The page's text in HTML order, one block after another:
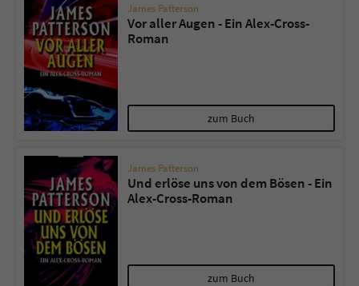
James Patterson
Vor aller Augen - Ein Alex-Cross-
Roman
zum Buch
James Patterson
Und erlöse uns von dem Bösen - Ein
Alex-Cross-Roman
zum Buch